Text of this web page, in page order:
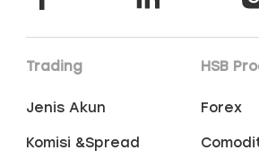
Trading
Jenis Akun
Komisi &Spread
HSB
Forex